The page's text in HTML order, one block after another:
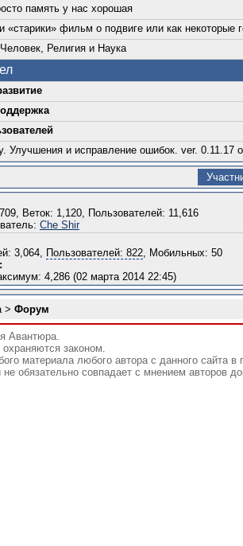
память у нас хорошая
«старики» фильм о подвиге или как некоторые
Религия и Наука
Улучшения и исправление ошибок. ver. 0.11.17
Веток: 1,120, Пользователей: 11,616
Che Shir
3,064, Пользователей: 822, Мобильных: 50
4,286 (02 марта 2014 22:45)
> Форум
Авантюра.
законом.
материала любого автора с данного сайта
обязательно совпадает с мнением авторов